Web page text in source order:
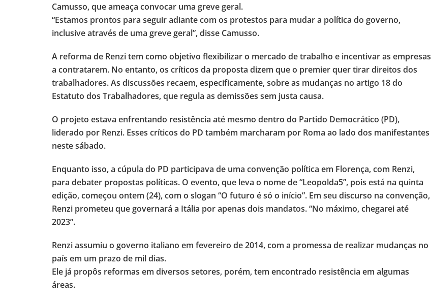
Camusso, que ameaça convocar uma greve geral.
“Estamos prontos para seguir adiante com os protestos para mudar a política do governo,
inclusive através de uma greve geral”, disse Camusso.
A reforma de Renzi tem como objetivo flexibilizar o mercado de trabalho e incentivar as empresas
a contratarem. No entanto, os críticos da proposta dizem que o premier quer tirar direitos dos
trabalhadores. As discussões recaem, especificamente, sobre as mudanças no artigo 18 do
Estatuto dos Trabalhadores, que regula as demissões sem justa causa.
O projeto estava enfrentando resistência até mesmo dentro do Partido Democrático (PD),
liderado por Renzi. Esses críticos do PD também marcharam por Roma ao lado dos manifestantes
neste sábado.
Enquanto isso, a cúpula do PD participava de uma convenção política em Florença, com Renzi,
para debater propostas políticas. O evento, que leva o nome de “Leopolda5”, pois está na quinta
edição, começou ontem (24), com o slogan “O futuro é só o início”. Em seu discurso na convenção,
Renzi prometeu que governará a Itália por apenas dois mandatos. “No máximo, chegarei até
2023”.
Renzi assumiu o governo italiano em fevereiro de 2014, com a promessa de realizar mudanças no
país em um prazo de mil dias.
Ele já propôs reformas em diversos setores, porém, tem encontrado resistência em algumas
áreas.